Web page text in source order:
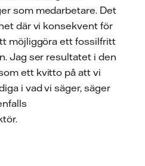
som medarbetare. Det
där vi konsekvent för
möjliggöra ett fossilfritt
Jag ser resultatet i den
ett kvitto på att vi
i vad vi säger, säger